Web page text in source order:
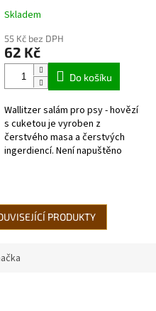
cuketou a rýží 400g
Průměrné
produktu
je
hvězdiček.
Skladem
55 Kč bez DPH
62 Kč
Do košíku
Wallitzer salám pro psy - hovězí
s cuketou je vyroben z
čerstvého masa a čerstvých
ingerdiencí. Není napuštěno
PRODUKTY